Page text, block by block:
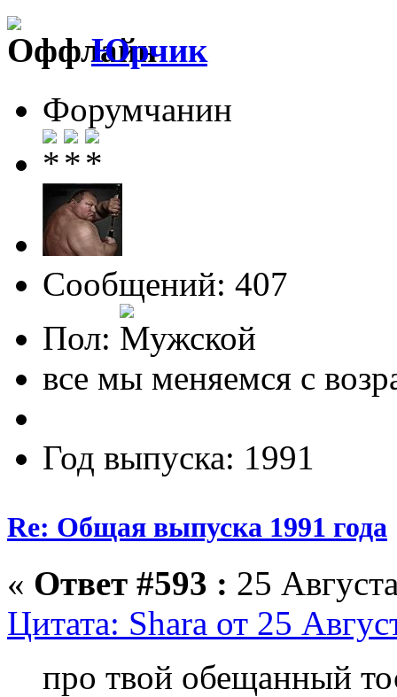
Юрчик
Форумчанин
Сообщений: 407
Пол:
все мы меняемся с
Год выпуска: 1991
Re: Общая выпуска 1991 года
« Ответ #593 : 25
Цитата: Shara от 25
про твой обещанный